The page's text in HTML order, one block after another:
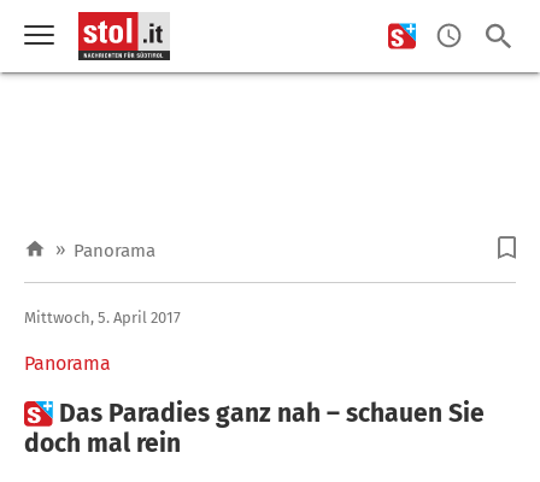
» Panorama
Panorama
Mittwoch, 5. April 2017
 Das Paradies ganz nah – schauen Sie
doch mal rein